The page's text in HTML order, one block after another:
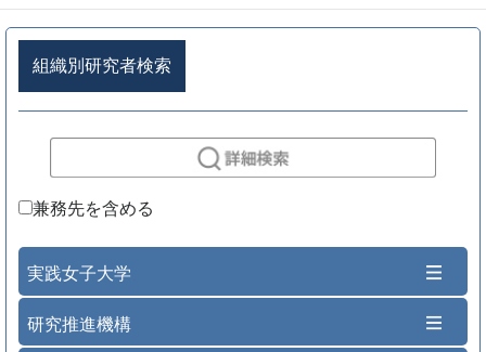
組織別研究者検索
兼務先を含める
実践女子大学
研究推進機構